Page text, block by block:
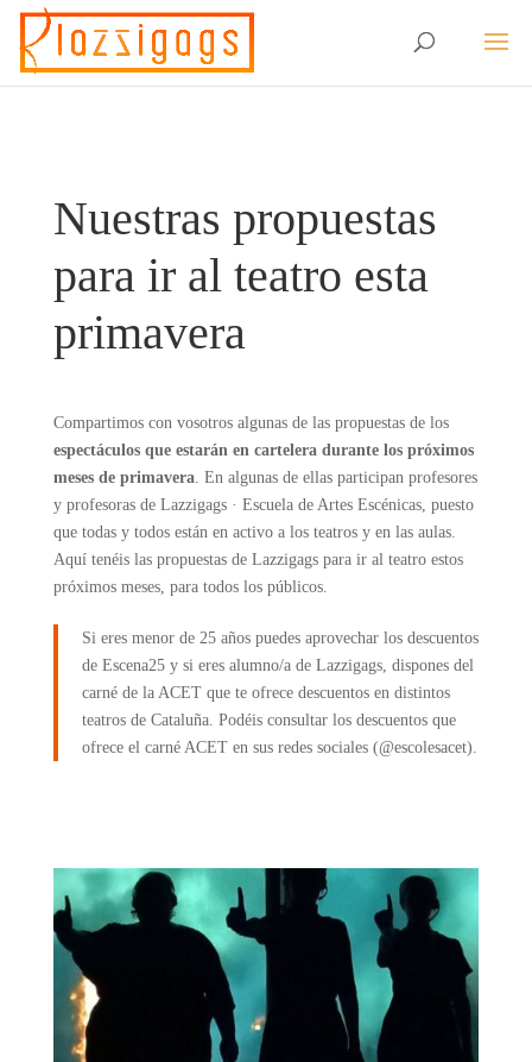
Nuestras propuestas
para ir al teatro esta
primavera
Compartimos con vosotros algunas de las propuestas de los
espectáculos que estarán en cartelera durante los próximos
meses de primavera. En algunas de ellas participan profesores
y profesoras de Lazzigags · Escuela de Artes Escénicas, puesto
que todas y todos están en activo a los teatros y en las aulas.
Aquí tenéis las propuestas de Lazzigagspara ir al teatro estos
próximos meses, para todos los públicos.
Si eres menor de 25 años puedes aprovechar los descuentos
de Escena25y si eres alumno/a de Lazzigags, dispones del
carné de la ACETque te ofrece descuentos en distintos
teatros de Cataluña. Podéis consultar los descuentos que
ofrece el carné ACETen sus redes sociales (@escolesacet).